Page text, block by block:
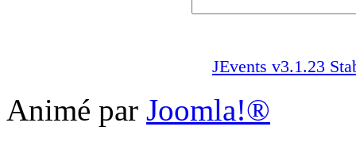
JEvents v3.1.23
Animé par Joomla!®